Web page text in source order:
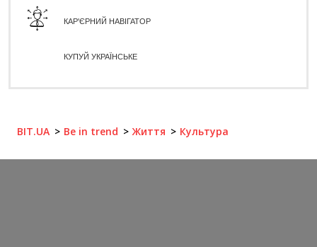
КАР'ЄРНИЙ НАВІГАТОР
КУПУЙ УКРАЇНСЬКЕ
BIT.UA Be in trend Життя Культура